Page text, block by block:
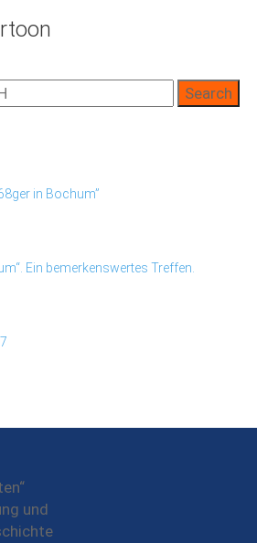
in Bochum”
Ein bemerkenswertes Treffen.
und